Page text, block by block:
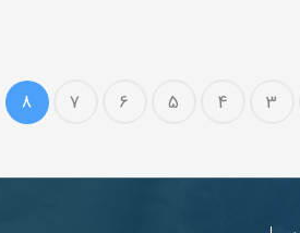
3
4
5
6
7
8